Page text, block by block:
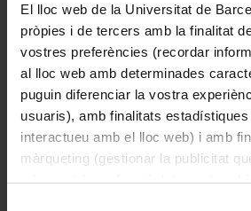
El lloc web de la Universitat de
pròpies i de tercers amb la finalitat
vostres preferències (recordar
al lloc web amb determinades
puguin diferenciar la vostra
usuaris), amb finalitats
interactueu amb el lloc web) i amb
màrqueting (gestionar la publicitat
adequant-la en funció dels vostres
English
Avaluació
Beques i ajuts
Calendari acadèmic
Horaris de classe
Organització i metodologia docent